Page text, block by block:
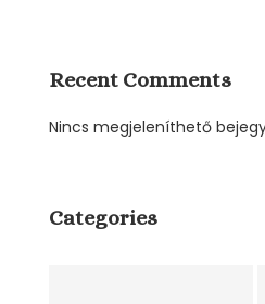
Recent Comments
Nincs megjeleníthető
Categories